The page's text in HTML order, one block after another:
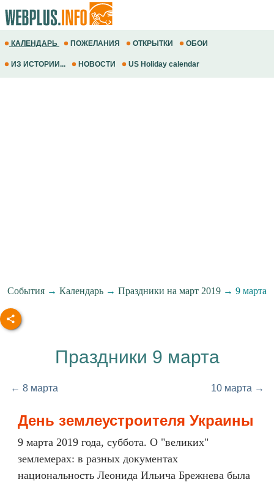
КАЛЕНДАРЬ ПОЖЕЛАНИЯ ОТКРЫТКИ ОБОИ
ИЗ ИСТОРИИ... НОВОСТИ US Holiday calendar
События → Календарь → Праздники на март 2019 → 9 марта
Праздники 9 марта
← 8 марта 10 марта →
День землеустроителя Украины
9 марта 2019 года, суббота. О "великих"
землемерах: в разных документах
национальность Леонида Ильича Брежнева была